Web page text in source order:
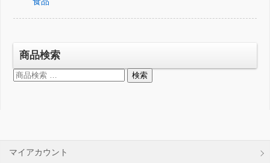
商品検索
検
検索
マイアカウント